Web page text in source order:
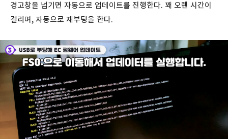
경고창을 넘기면 자동으로 업데이트를 진행한다. 꽤 오랜 시간이
걸리며, 자동으로 재부팅을 한다.